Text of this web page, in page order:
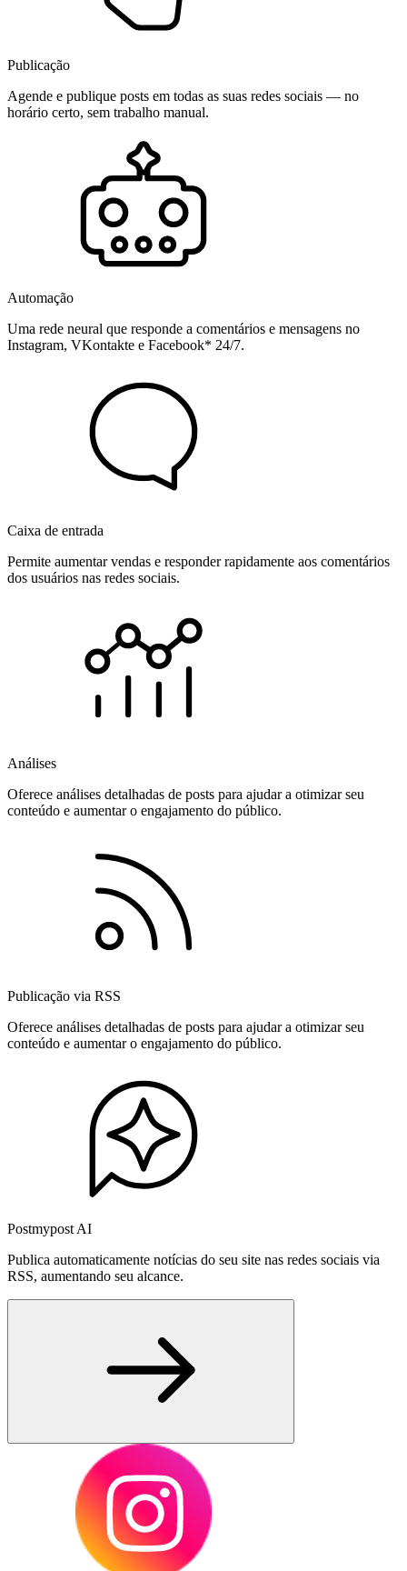
Publicação
Agende e publique posts em todas as suas redes sociais — no
horário certo, sem trabalho manual.
Automação
Uma rede neural que responde a comentários e mensagens no
Instagram, VKontakte e Facebook* 24/7.
Caixa de entrada
Permite aumentar vendas e responder rapidamente aos comentários
dos usuários nas redes sociais.
Análises
Oferece análises detalhadas de posts para ajudar a otimizar seu
conteúdo e aumentar o engajamento do público.
Publicação via RSS
Oferece análises detalhadas de posts para ajudar a otimizar seu
conteúdo e aumentar o engajamento do público.
Postmypost AI
Publica automaticamente notícias do seu site nas redes sociais via
RSS, aumentando seu alcance.